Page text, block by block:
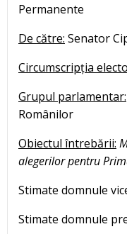
Permanente
De către: Senator
Circumscripția
Grupul parlamentar:
Românilor
Obiectul întrebării:
alegerilor pentru
Stimate domnule
Stimate domnule